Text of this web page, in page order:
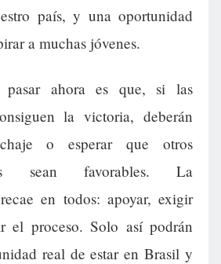
país, y una oportunidad
a muchas jóvenes.
ahora es que, si las
la victoria, deberán
o esperar que otros
sean favorables. La
en todos: apoyar, exigir
el proceso. Solo así podrán
real de estar en Brasil y